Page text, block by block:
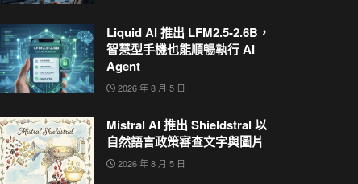
Liquid AI 推出 LFM2.5-2.6B，
智慧型手機也能順暢執行 AI
Agent
2026 年 8 月 5 日
Mistral AI 推出 Shieldstral 以
自然語言政策審查文字與圖片
2026 年 8 月 5 日